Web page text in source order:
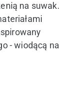
na suwak.
- wiodącą na